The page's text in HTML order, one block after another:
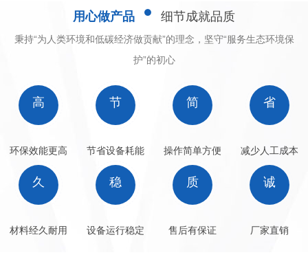
用心做产品 细节成就品质
秉持“为人类环境和低碳经济做贡献”的理念，坚守“服务生态环境保
护”的初心
高
环保效能更高
节
节省设备耗能
简
操作简单方便
省
减少人工成本
久
材料经久耐用
稳
设备运行稳定
质
售后有保证
诚
厂家直销